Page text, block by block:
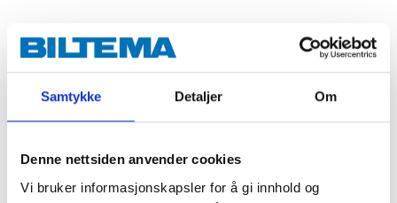
Samtykke Detaljer Om
Denne nettsiden anvender cookies
Vi bruker informasjonskapsler for å gi innhold og
Kjøp & Hent
Kjøp & Hent i ditt varehus.
LES MER
Andre kunder har også kjøpt